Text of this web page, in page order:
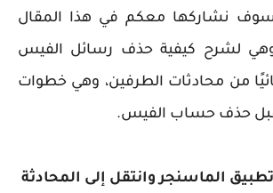
سوف نشاركها معكم في هذا المقال
لشرح كيفية حذف رسائل الفيس
من محادثات الطرفين، وهي خطوات
قبل حذف حساب الفيس.